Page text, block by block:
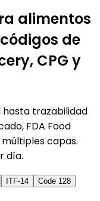
alimentos
de
CPG y
hasta trazabilidad
FDA Food
capas.
día.
ITF-14
Code 128